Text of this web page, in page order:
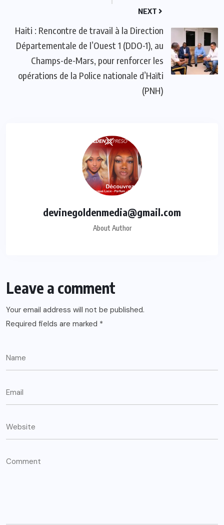
NEXT
Haiti : Rencontre de travail à la Direction
Départementale de l’Ouest 1 (DDO-1), au
Champs-de-Mars, pour renforcer les
opérations de la Police nationale d’Haïti
(PNH)
devinegoldenmedia@gmail.com
About Author
Leave a comment
Your email address will not be published.
Required fields are marked *